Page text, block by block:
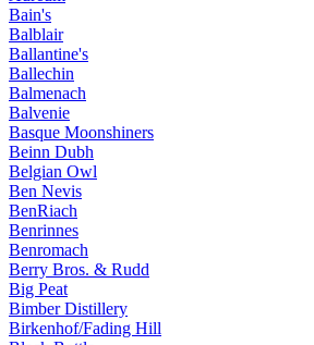
Bain's
Balblair
Ballantine's
Ballechin
Balmenach
Balvenie
Basque Moonshiners
Beinn Dubh
Belgian Owl
Ben Nevis
BenRiach
Benrinnes
Benromach
Berry Bros. & Rudd
Big Peat
Bimber Distillery
Birkenhof/Fading Hill